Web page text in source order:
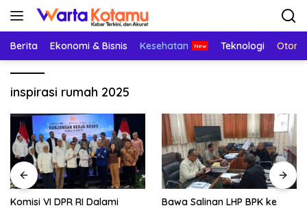
Langsung
Berita Ekonomi & Bisnis Kesehatan Teknologi
inspirasi rumah 2025
Komisi VI DPR RI Dalami
Bawa Salinan LHP BPK ke